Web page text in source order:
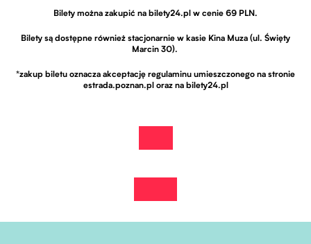
Bilety można zakupić na bilety24.pl w cenie 69 PLN.
Bilety są dostępne również stacjonarnie w kasie Kina Muza (ul. Święty
Marcin 30).
*zakup biletu oznacza akceptację regulaminu umieszczonego na stronie
estrada.poznan.pl oraz na bilety24.pl